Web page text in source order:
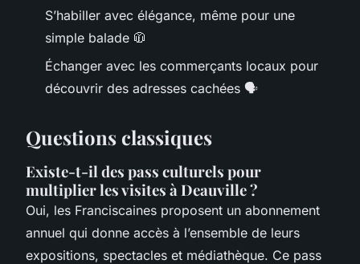
S’habiller avec élégance, même pour une
simple balade 🧥
Échanger avec les commerçants locaux pour
découvrir des adresses cachées 🗣️
Questions classiques
Existe-t-il des pass culturels pour
multiplier les visites à Deauville ?
Oui, les Franciscaines proposent un abonnement
annuel qui donne accès à l’ensemble de leurs
expositions, spectacles et médiathèque. Ce pass